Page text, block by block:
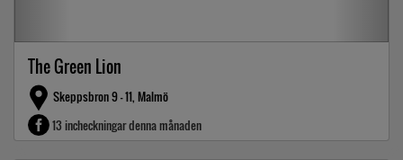
The Green Lion
Skeppsbron 9 – 11, Malmö
13 incheckningar denna månaden